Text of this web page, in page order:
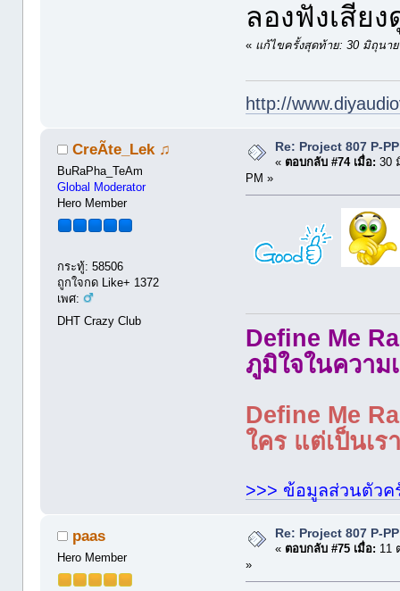
ลองฟังเสีย
« แก้ไขครั้งสุดท้าย: 30 มิถุนา
http://
CreÃte_Lek ♫
BuRaPha_TeAm
Global Moderator
Hero Member
กระทู้: 58506
ถูกใจกด Like+ 1372
เพศ:
DHT Crazy Club
Re: Project 807 P-
« ตอบกลับ #74 เมื่อ: 30
PM »
Define Me
ภูมิใจในความ
Define Me
ใคร แต่เป็นเ
>>> ข้อมูลส่วนตัวค
paas
Hero Member
Re: Project 807 P-
« ตอบกลับ #75 เมื่อ: 11
»